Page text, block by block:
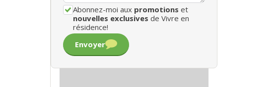
Abonnez-moi aux promotions et
nouvelles exclusives de Vivre en
résidence!
Envoyer